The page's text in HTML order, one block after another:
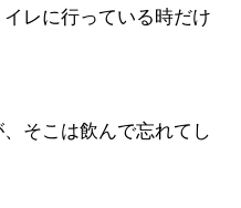
レに行っている時だけ
そこは飲んで忘れてし